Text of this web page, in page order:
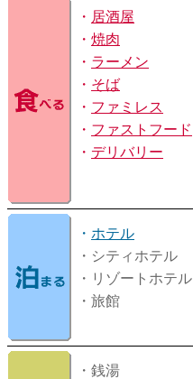
・ 居酒屋
・ 焼肉
・ ラーメン
・ そば
・ ファミレス
・ ファストフード
・ デリバリー
・ ホテル
・シティホテル
・リゾートホテル
・旅館
・銭湯